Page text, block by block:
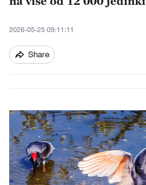
2026-05-25 09:11:11
Share